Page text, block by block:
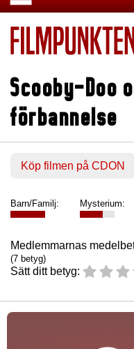
Scooby-Doo
förbannelse
Köp filmen på CDON
Barn/Familj: Mysterium:
Medlemmarnas
(7 betyg)
Sätt ditt betyg: